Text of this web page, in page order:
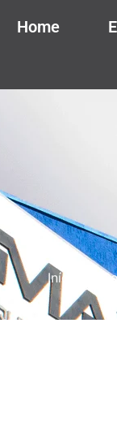
Home
Início